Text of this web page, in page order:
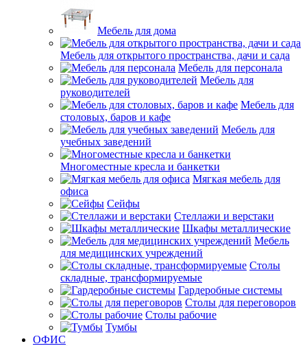
Мебель для дома
Мебель для открытого пространства, дачи и сада
Мебель для персонала
Мебель для
руководителей
Мебель для
столовых, баров и кафе
Мебель для
учебных заведений
Многоместные кресла и банкетки
Мягкая мебель для
офиса
Сейфы
Стеллажи и верстаки
Шкафы металлические
Мебель
для медицинских учреждений
Столы
складные, трансформируемые
Гардеробные системы
Столы для переговоров
Столы рабочие
Тумбы
ОФИС